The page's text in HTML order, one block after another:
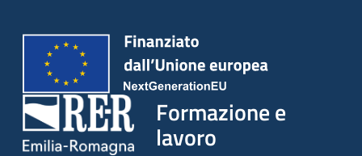
Formazione e
lavoro